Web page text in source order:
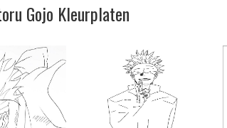
Gojo Kleurplaten